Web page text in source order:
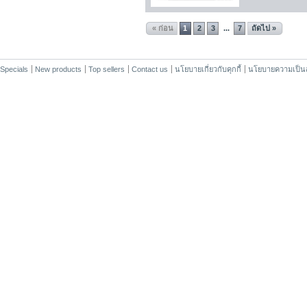
« ก่อน 1 2 3 ... 7 ถัดไป »
Specials New products Top sellers Contact us นโยบายเกี่ยวกับคุกกี้ นโยบายความเป็